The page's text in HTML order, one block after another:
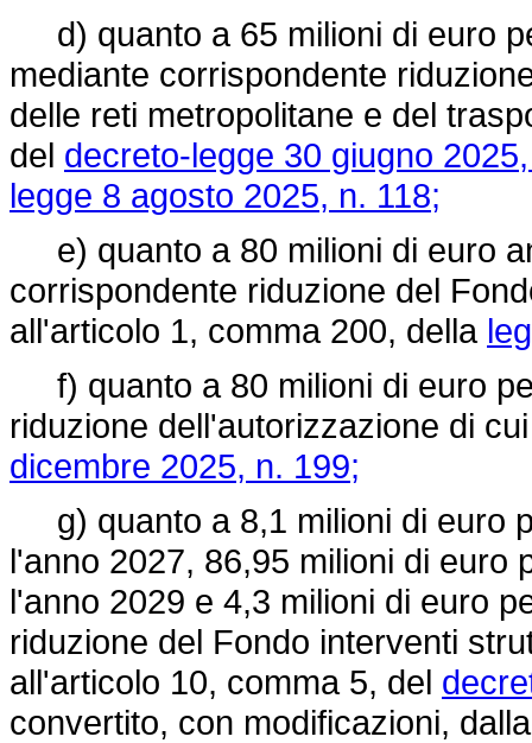
d) quanto a 65 milioni di euro
mediante corrispondente
delle reti metropolitane e del
del decreto-legge 30 giugno
legge 8 agosto 2025, n. 118;
e) quanto a 80 milioni di euro
corrispondente riduzione del
all'articolo 1, comma 200, della
f) quanto a 80 milioni di euro
riduzione dell'autorizzazione di
dicembre 2025, n. 199;
g) quanto a 8,1 milioni di euro
l'anno 2027, 86,95 milioni di euro
l'anno 2029 e 4,3 milioni di euro
riduzione del Fondo interventi
all'articolo 10, comma 5, del
convertito, con modificazioni,